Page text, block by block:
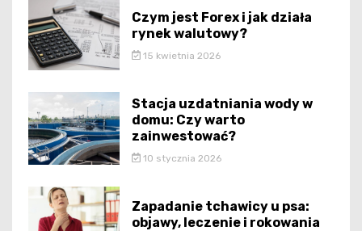
Czym jest Forex i jak działa
rynek walutowy?
15 kwietnia 2026
Stacja uzdatniania wody w
domu: Czy warto
zainwestować?
10 stycznia 2026
Zapadanie tchawicy u psa:
objawy, leczenie i rokowania